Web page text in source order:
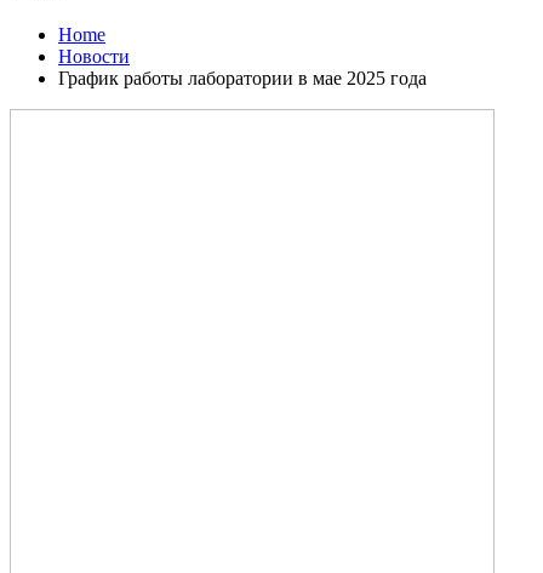
Home
Новости
График работы лаборатории в мае 2025 года